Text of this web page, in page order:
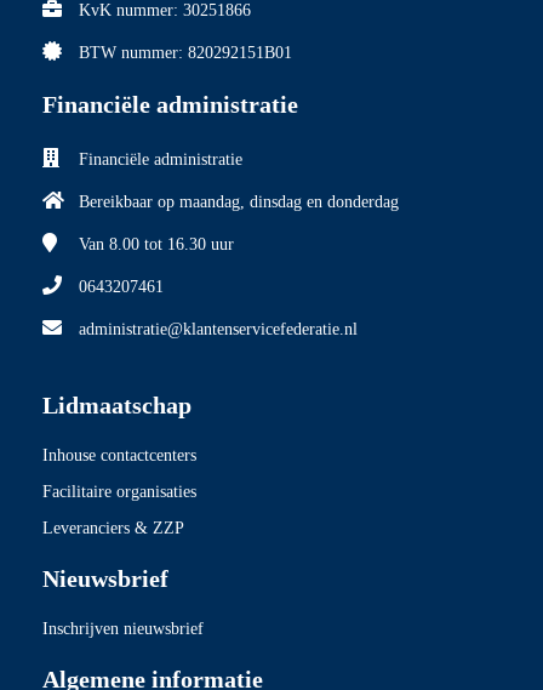
KvK nummer: 30251866
BTW nummer: 820292151B01
Financiële administratie
Financiële administratie
Bereikbaar op maandag, dinsdag en donderdag
Van 8.00 tot 16.30 uur
0643207461
administratie@klantenservicefederatie.nl
Lidmaatschap
Inhouse contactcenters
Facilitaire organisaties
Leveranciers & ZZP
Nieuwsbrief
Inschrijven nieuwsbrief
Algemene informatie